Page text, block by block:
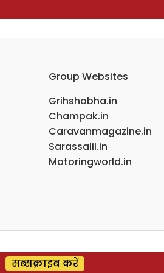
Group Websites
Grihshobha.in
Champak.in
Caravanmagazine.in
Sarassalil.in
Motoringworld.in
सब्सक्राइब करें